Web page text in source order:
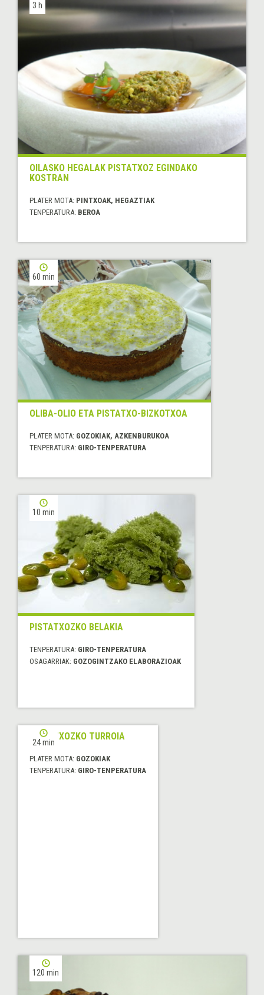
3 h
OILASKO HEGALAK PISTATXOZ EGINDAKO
KOSTRAN
PLATER MOTA: PINTXOAK, HEGAZTIAK
TENPERATURA: BEROA
60 min
OLIBA-OLIO ETA PISTATXO-BIZKOTXOA
PLATER MOTA: GOZOKIAK, AZKENBURUKOA
TENPERATURA: GIRO-TENPERATURA
10 min
PISTATXOZKO BELAKIA
TENPERATURA: GIRO-TENPERATURA
OSAGARRIAK: GOZOGINTZAKO ELABORAZIOAK
24 min
PISTATXOZKO TURROIA
PLATER MOTA: GOZOKIAK
TENPERATURA: GIRO-TENPERATURA
120 min